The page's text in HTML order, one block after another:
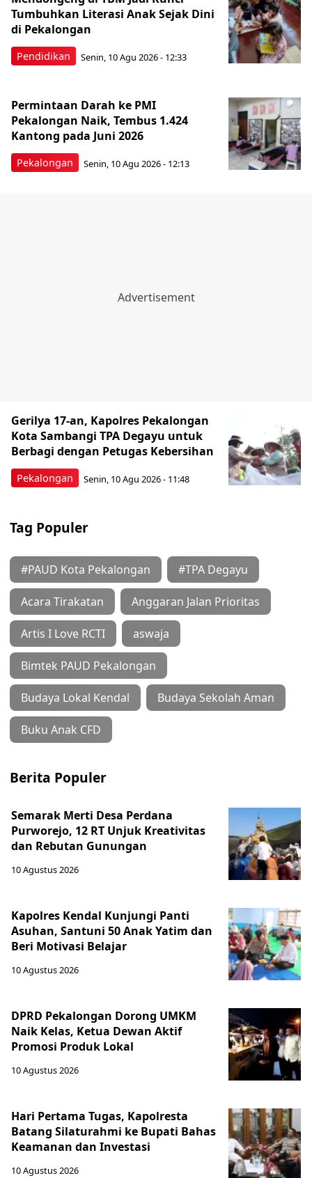
Pendidikan
Tumbuhkan Literasi Anak Sejak Dini
di Pekalongan
Senin, 10 Agu 2026 - 12:33
Pekalongan
Permintaan Darah ke PMI
Pekalongan Naik, Tembus 1.424
Kantong pada Juni 2026
Senin, 10 Agu 2026 - 12:13
Pekalongan
Gerilya 17-an, Kapolres Pekalongan
Kota Sambangi TPA Degayu untuk
Berbagi dengan Petugas Kebersihan
Senin, 10 Agu 2026 - 11:48
Tag Populer
#PAUD Kota Pekalongan #TPA Degayu
Acara Tirakatan Anggaran Jalan Prioritas
Artis I Love RCTI aswaja
Bimtek PAUD Pekalongan
Budaya Lokal Kendal Budaya Sekolah Aman
Buku Anak CFD
Berita Populer
Semarak Merti Desa Perdana
Purworejo, 12 RT Unjuk Kreativitas
dan Rebutan Gunungan
10 Agustus 2026
Kapolres Kendal Kunjungi Panti
Asuhan, Santuni 50 Anak Yatim dan
Beri Motivasi Belajar
10 Agustus 2026
DPRD Pekalongan Dorong UMKM
Naik Kelas, Ketua Dewan Aktif
Promosi Produk Lokal
10 Agustus 2026
Hari Pertama Tugas, Kapolresta
Batang Silaturahmi ke Bupati Bahas
Keamanan dan Investasi
10 Agustus 2026